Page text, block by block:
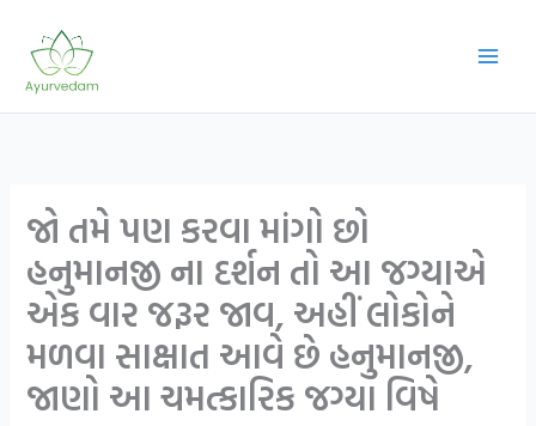
content
જો તમે પણ કરવા માંગો છો
હનુમાનજી ના દર્શન તો આ જગ્યાએ
એક વાર જરૂર જાવ, અહીં લોકોને
મળવા સાક્ષાત આવે છે હનુમાનજી,
જાણો આ ચમત્કારિક જગ્યા વિષે